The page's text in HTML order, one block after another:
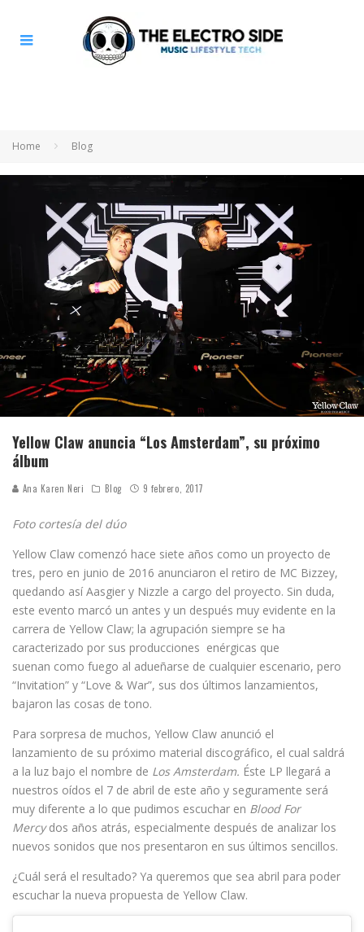
Home Blog
Yellow Claw anuncia “Los Amsterdam”, su próximo
álbum
Ana Karen Neri Blog 9 febrero, 2017
Foto cortesía del dúo
Yellow Claw comenzó hace siete años como un proyecto de
tres, pero en junio de 2016 anunciaron el retiro de MC Bizzey,
quedando así Aasgier y Nizzle a cargo del proyecto. Sin duda,
este evento marcó un antes y un después muy evidente en la
carrera de Yellow Claw; la agrupación siempre se ha
caracterizado por sus producciones enérgicas que
suenan como fuego al adueñarse de cualquier escenario, pero
“Invitation” y “Love & War”, sus dos últimos lanzamientos,
bajaron las cosas de tono.
Para sorpresa de muchos, Yellow Claw anunció el
lanzamiento de su próximo material discográfico, el cual saldrá
a la luz bajo el nombre de Los Amsterdam. Éste LP llegará a
nuestros oídos el 7 de abril de este año y seguramente será
muy diferente a lo que pudimos escuchar en Blood For
Mercydos años atrás, especialmente después de analizar los
nuevos sonidos que nos presentaron en sus últimos sencillos.
¿Cuál será el resultado? Ya queremos que sea abril para poder
escuchar la nueva propuesta de Yellow Claw.